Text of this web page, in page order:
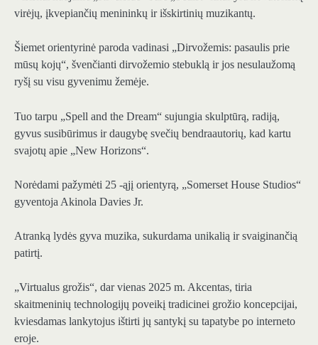
virėjų, įkvepiančių menininkų ir išskirtinių muzikantų.
Šiemet orientyrinė paroda vadinasi „Dirvožemis: pasaulis prie
mūsų kojų“, švenčianti dirvožemio stebuklą ir jos nesulaužomą
ryšį su visu gyvenimu žemėje.
Tuo tarpu „Spell and the Dream“ sujungia skulptūrą, radiją,
gyvus susibūrimus ir daugybę svečių bendraautorių, kad kartu
svajotų apie „New Horizons“.
Norėdami pažymėti 25 -ąjį orientyrą, „Somerset House Studios“
gyventoja Akinola Davies Jr.
Atranką lydės gyva muzika, sukurdama unikalią ir svaiginančią
patirtį.
„Virtualus grožis“, dar vienas 2025 m. Akcentas, tiria
skaitmeninių technologijų poveikį tradicinei grožio koncepcijai,
kviesdamas lankytojus ištirti jų santykį su tapatybe po interneto
eroje.